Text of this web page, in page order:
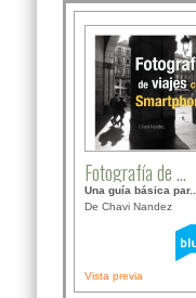
Fotografía de ...
Una guía básica par...
De Chavi Nandez
Vista previa